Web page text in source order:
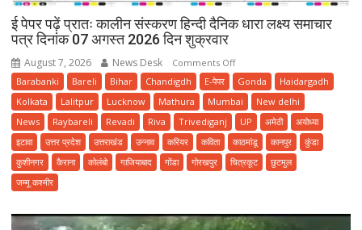
ई पेपर पढ़ें प्रातः कालीन संस्करण हिन्दी दैनिक धारा लक्ष्य समाचार
पत्र दिनांक 07 अगस्त 2026 दिन शुक्रवार
August 7, 2026 News Desk Comments Offon
ई
पेपर
पढ़ें
प्रातः
कालीन
संस्करण
धारा
Barabanki Bareli Bihar Chandigdh E-पेपर Gonda
Haidargadh
Kolkata
Lalitpur Lucknow Mathura Mumbai
New delhi
News
Raybareli Revadi Riva Trivediganj UP अमेठी
अयोध्या
इटावा
उत्तर प्रदेश उत्तराखंड उन्नाव करियर कविता काठमांडू कानपुर
कुंडा
कुशीनगर
कैराना कोलंबो गाजियाबाद गोंडा गोरखपुर चित्रकूट
छुटमुल
जम्मू कश्मीर